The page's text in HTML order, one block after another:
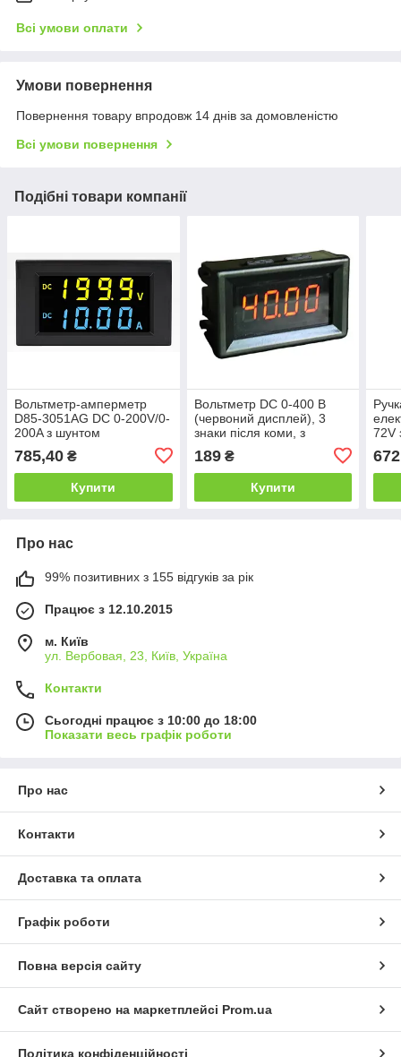
Всі умови оплати
Умови повернення
Повернення товару впродовж 14 днів за домовленістю
Всі умови повернення
Подібні товари компанії
Вольтметр-амперметр
D85-3051AG DC 0-200V/0-
200A з шунтом
785,40 ₴
Купити
Вольтметр DC 0-400 В
(червоний дисплей), 3
знаки після коми, з
189₴
Купити
72V
672
Про нас
99% позитивних з 155 відгуків за рік
Працює з 12.10.2015
м. Київ
ул. Вербовая, 23, Київ, Україна
Контакти
Сьогодні працює з 10:00 до 18:00
Показати весь графік роботи
Про нас
Контакти
Доставка та оплата
Графік роботи
Повна версія сайту
Сайт створено на маркетплейсі Prom.ua
Політика конфіденційності